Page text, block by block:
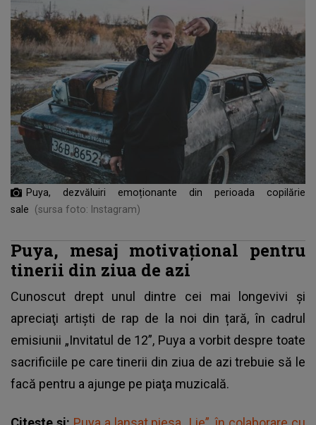
Puya, dezvăluiri emoționante din perioada copilărie
sale
(sursa foto: Instagram)
Puya, mesaj motivațional pentru
tinerii din ziua de azi
Cunoscut drept unul dintre cei mai longevivi şi
apreciaţi artişti de rap de la noi din țară, în cadrul
emisiunii „Invitatul de 12”, Puya a vorbit despre toate
sacrificiile pe care tinerii din ziua de azi trebuie să le
facă pentru a ajunge pe piaţa muzicală.